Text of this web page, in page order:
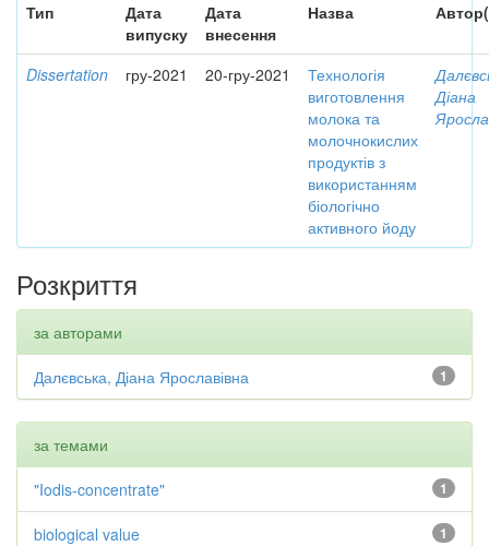
Тип
Дата
випуску
Дата
внесення
Назва
Dissertation гру-2021 20-гру-2021
Технологія
виготовлення
молока та
молочнокислих
продуктів з
використанням
біологічно
активного йоду
Діана
Розкриття
за авторами
1
Далєвська, Діана Ярославівна
за темами
1
"Iodis-concentrate"
1
biological value